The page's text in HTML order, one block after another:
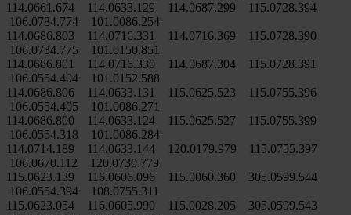
114.0661.674 114.0633.129 114.0687.299 115.0728.394
106.0734.774 101.0086.254
114.0686.803 114.0716.331 114.0716.369 115.0728.390
106.0734.775 101.0150.851
114.0686.801 114.0716.330 114.0687.304 115.0728.391
106.0554.404 101.0152.588
114.0686.806 114.0633.131 115.0625.523 115.0755.396
106.0554.405 101.0086.271
114.0686.800 114.0633.124 115.0625.527 115.0755.399
106.0554.318 101.0086.284
114.0714.189 114.0633.144 120.0179.979 115.0755.397
106.0670.112 120.0730.779
115.0623.139 116.0606.096 115.0060.360 305.0599.544
106.0554.394 108.0755.311
115.0623.054 116.0605.990 115.0028.205 305.0599.543